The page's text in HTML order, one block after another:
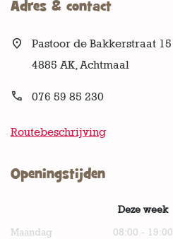
Adres & contact

Pastoor de Bakkerstraat 15
4885 AK, Achtmaal
 076 59 85 230
Routebeschrijving
Openingstijden
Deze week
Maandag
08:00 - 19:00